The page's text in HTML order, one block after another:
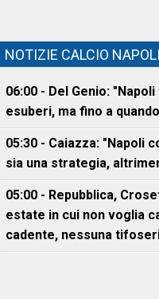
NOTIZIE CALCIO NAPOLI
06:00 - Del Genio:
esuberi, ma fino a
05:30 - Caiazza: "Napoli
sia una strategia,
05:00 - Repubblica,
estate in cui non voglia
cadente, nessuna